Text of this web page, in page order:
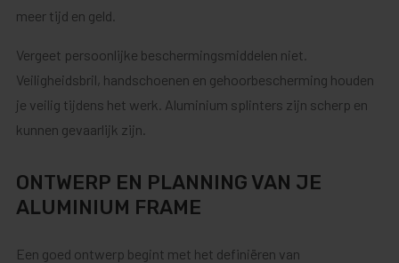
meer tijd en geld.
Vergeet persoonlijke beschermingsmiddelen niet.
Veiligheidsbril, handschoenen en gehoorbescherming houden
je veilig tijdens het werk. Aluminium splinters zijn scherp en
kunnen gevaarlijk zijn.
ONTWERP EN PLANNING VAN JE
ALUMINIUM FRAME
Een goed ontwerp begint met het definiëren van